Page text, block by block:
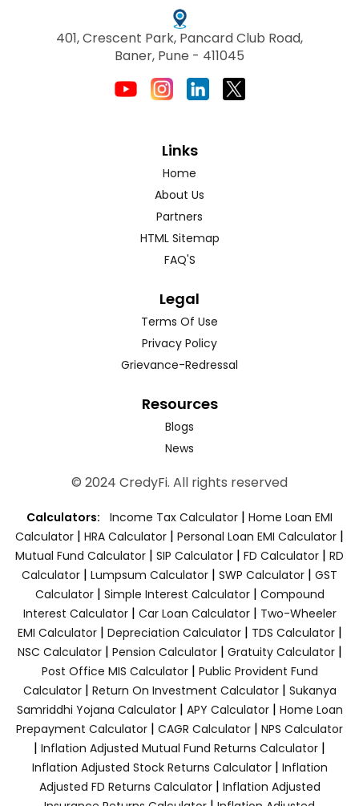
401, Crescent Park, Pancard Club Road,
Baner, Pune - 411045
Links
Home
About Us
Partners
HTML Sitemap
FAQ'S
Legal
Terms Of Use
Privacy Policy
Grievance-Redressal
Resources
Blogs
News
© 2024 CredyFi. All rights reserved
Calculators: Income Tax Calculator | Home Loan EMI
Calculator | HRA Calculator | Personal Loan EMI Calculator |
Mutual Fund Calculator | SIP Calculator | FD Calculator | RD
Calculator | Lumpsum Calculator | SWP Calculator | GST
Calculator| Simple Interest Calculator| Compound
Interest Calculator| Car Loan Calculator| Two-Wheeler
EMI Calculator| Depreciation Calculator| TDS Calculator|
NSC Calculator| Pension Calculator| Gratuity Calculator|
Post Office MIS Calculator| Public Provident Fund
Calculator| Return On Investment Calculator| Sukanya
Samriddhi Yojana Calculator| APY Calculator| Home Loan
Prepayment Calculator | CAGR Calculator | NPS Calculator
| Inflation Adjusted Mutual Fund Returns Calculator |
Inflation Adjusted Stock Returns Calculator| Inflation
Adjusted FD Returns Calculator| Inflation Adjusted